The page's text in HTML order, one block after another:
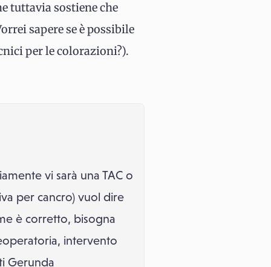
tuttavia sostiene che
sapere se è possibile
per le colorazioni?).
vi sarà una TAC o
per cancro) vuol dire
è corretto, bisogna
intervento
Gerunda